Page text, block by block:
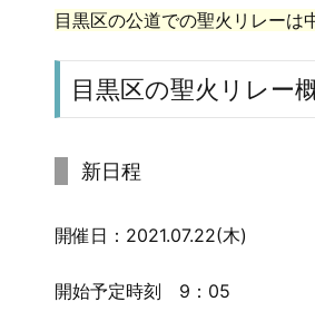
目黒区の公道での聖火リレーは
目黒区の聖火リレー
新日程
開催日：2021.07.22(木)
開始予定時刻 9：05